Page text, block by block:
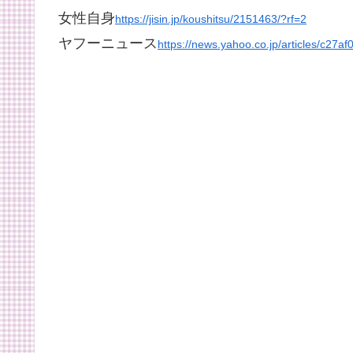
女性自身https://jisin.jp/koushitsu/2151463/?rf=2
ヤフーニュースhttps://news.yahoo.co.jp/articles/